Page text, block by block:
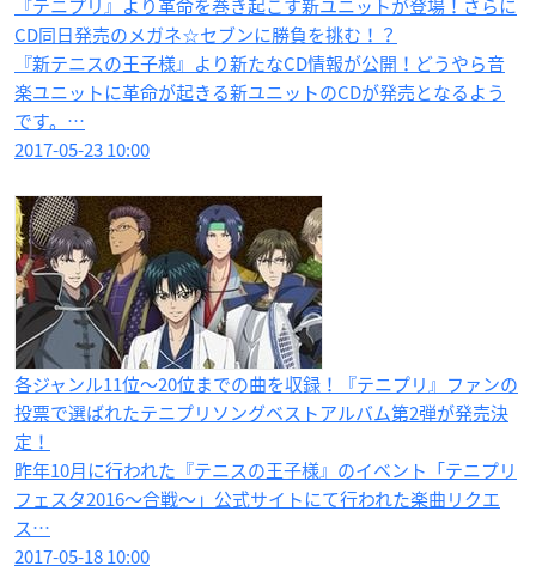
『テニプリ』より革命を巻き起こす新ユニットが登場！さらに
CD同日発売のメガネ☆セブンに勝負を挑む！？
『新テニスの王子様』より新たなCD情報が公開！どうやら音
楽ユニットに革命が起きる新ユニットのCDが発売となるよう
です。…
2017-05-23 10:00
各ジャンル11位〜20位までの曲を収録！『テニプリ』ファンの
投票で選ばれたテニプリソングベストアルバム第2弾が発売決
定！
昨年10月に行われた『テニスの王子様』のイベント「テニプリ
フェスタ2016〜合戦〜」公式サイトにて行われた楽曲リクエ
ス…
2017-05-18 10:00